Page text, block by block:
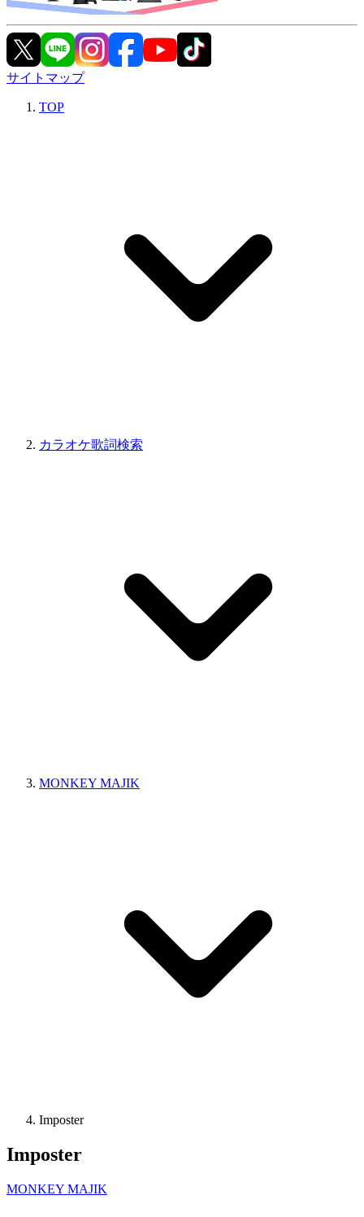
サイトマップ
TOP
カラオケ歌詞検索
MONKEY MAJIK
Imposter
Imposter
MONKEY MAJIK